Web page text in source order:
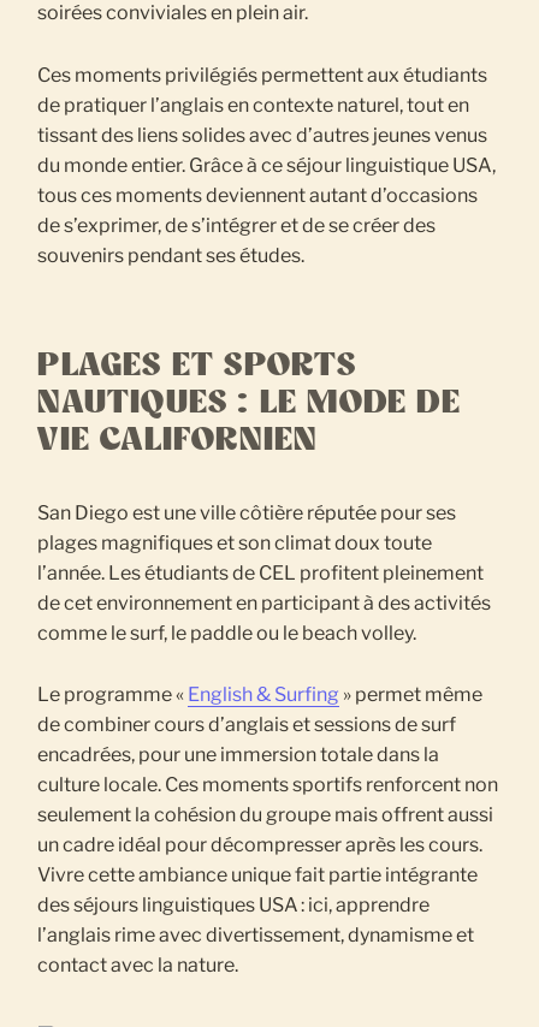
soirées conviviales en plein air.
Ces moments privilégiés permettent aux étudiants
de pratiquer l’anglais en contexte naturel, tout en
tissant des liens solides avec d’autres jeunes venus
du monde entier. Grâce à ce séjour linguistique USA,
tous ces moments deviennent autant d’occasions
de s’exprimer, de s’intégrer et de se créer des
souvenirs pendant ses études.
PLAGES ET SPORTS
NAUTIQUES : LE MODE DE
VIE CALIFORNIEN
San Diego est une ville côtière réputée pour ses
plages magnifiques et son climat doux toute
l’année. Les étudiants de CEL profitent pleinement
de cet environnement en participant à des activités
comme le surf, le paddle ou le beach volley.
Le programme « English & Surfing » permet même
de combiner cours d’anglais et sessions de surf
encadrées, pour une immersion totale dans la
culture locale. Ces moments sportifs renforcent non
seulement la cohésion du groupe mais offrent aussi
un cadre idéal pour décompresser après les cours.
Vivre cette ambiance unique fait partie intégrante
des séjours linguistiques USA : ici, apprendre
l’anglais rime avec divertissement, dynamisme et
contact avec la nature.